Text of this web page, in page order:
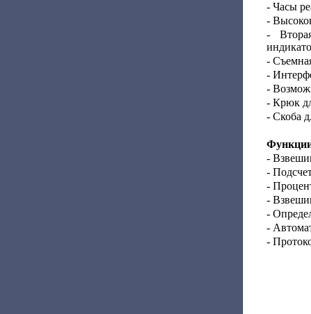
- Часы
-
-
-
-
-
- Крюк
- Скоба
-
-
-
-
-
-
-